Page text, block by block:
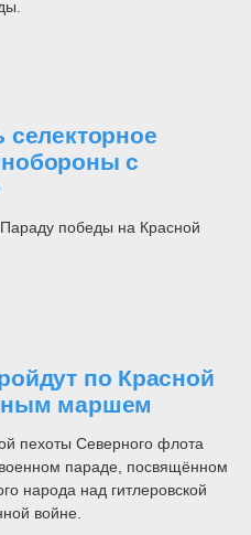
селекторное
с
победы на Красной
по Красной
маршем
пехоты Северного флота
параде, посвящённом
народа над гитлеровской
войне.